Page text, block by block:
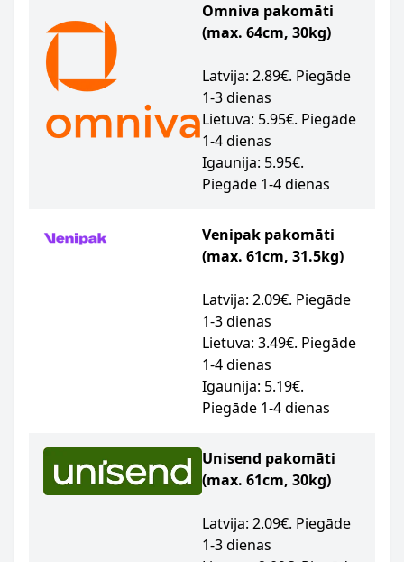
Omniva pakomāti
(max. 64cm, 30kg)
Latvija: 2.89€. Piegāde
1-3 dienas
Lietuva: 5.95€. Piegāde
1-4 dienas
Igaunija: 5.95€.
Piegāde 1-4 dienas
Venipak pakomāti
(max. 61cm, 31.5kg)
Latvija: 2.09€. Piegāde
1-3 dienas
Lietuva: 3.49€. Piegāde
1-4 dienas
Igaunija: 5.19€.
Piegāde 1-4 dienas
Unisend pakomāti
(max. 61cm, 30kg)
Latvija: 2.09€. Piegāde
1-3 dienas